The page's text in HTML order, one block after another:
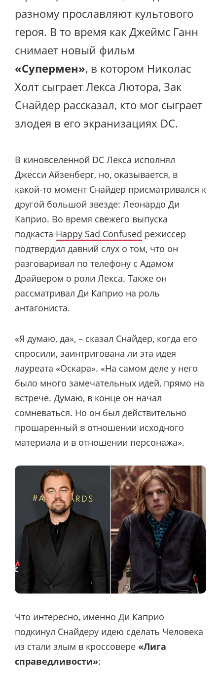
разному прославляют культового
героя. В то время как Джеймс Ганн
снимает новый фильм
«Супермен», в котором Николас
Холт сыграет Лекса Лютора, Зак
Снайдер рассказал, кто мог сыграет
злодея в его экранизациях DC.
В киновселенной DC Лекса исполнял
Джесси Айзенберг, но, оказывается, в
какой-то момент Снайдер присматривался к
другой большой звезде: Леонардо Ди
Каприо. Во время свежего выпуска
подкаста Happy Sad Confused режиссер
подтвердил давний слух о том, что он
разговаривал по телефону с Адамом
Драйвером о роли Лекса. Также он
рассматривал Ди Каприо на роль
антагониста.
«Я думаю, да», – сказал Снайдер, когда его
спросили, заинтригована ли эта идея
лауреата «Оскара». «На самом деле у него
было много замечательных идей, прямо на
встрече. Думаю, в конце он начал
сомневаться. Но он был действительно
прошаренный в отношении исходного
материала и в отношении персонажа».
Что интересно, именно Ди Каприо
подкинул Снайдеру идею сделать Человека
из стали злым в кроссовере «Лига
справедливости»: